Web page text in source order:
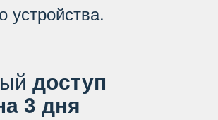
доступ
3 дня